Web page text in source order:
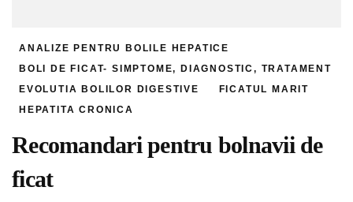
ANALIZE PENTRU BOLILE HEPATICE
BOLI DE FICAT- SIMPTOME, DIAGNOSTIC, TRATAMENT
EVOLUTIA BOLILOR DIGESTIVE
FICATUL MARIT
HEPATITA CRONICA
Recomandari pentru bolnavii de
ficat